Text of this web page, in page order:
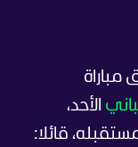
مباراة
الأحد،
قائلا: